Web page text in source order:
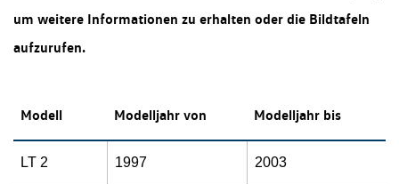
um weitere Informationen zu erhalten oder die Bildtafeln
aufzurufen.
Modell Modelljahr von Modelljahr bis
LT 2 1997 2003